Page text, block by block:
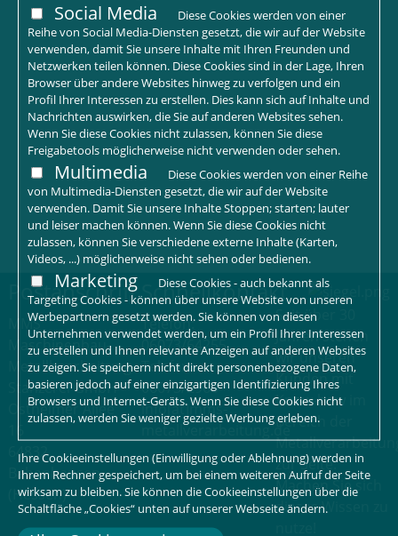
Postanschrift
MMS
Maschinenbau-
Metallbearbeitung-
Stanzerei GmbH
Ostheimer Allee
64832
Babenhausen
(Hessen)
Schnellkontakt
Telefon:
06073/64255
Telefax:
06073/2960
info[at]mms-
metallverarbeitung.de
Seit über 30
Jahren stehen
wir unseren
Kunden mit
Know-how im
Bereich der
zur Seite.
Machen Sie sich
dieses Wissen zu
Social Media
Diese Cookies werden von einer
Reihe von Social Media-Diensten gesetzt, die wir auf der Website
verwenden, damit Sie unsere Inhalte mit Ihren Freunden und
Netzwerken teilen können. Diese Cookies sind in der Lage, Ihren
Browser über andere Websites hinweg zu verfolgen und ein
Profil Ihrer Interessen zu erstellen. Dies kann sich auf Inhalte und
Nachrichten auswirken, die Sie auf anderen Websites sehen.
Wenn Sie diese Cookies nicht zulassen, können Sie diese
Freigabetools möglicherweise nicht verwenden oder sehen.
Multimedia
Diese Cookies werden von einer Reihe
von Multimedia-Diensten gesetzt, die wir auf der Website
verwenden. Damit Sie unsere Inhalte Stoppen; starten; lauter
und leiser machen können. Wenn Sie diese Cookies nicht
zulassen, können Sie verschiedene externe Inhalte (Karten,
Videos, ...) möglicherweise nicht sehen oder bedienen.
Marketing
Diese Cookies - auch bekannt als
Targeting Cookies - können über unsere Website von unseren
Werbepartnern gesetzt werden. Sie können von diesen
Unternehmen verwendet werden, um ein Profil Ihrer Interessen
zu erstellen und Ihnen relevante Anzeigen auf anderen Websites
zu zeigen. Sie speichern nicht direkt personenbezogene Daten,
basieren jedoch auf einer einzigartigen Identifizierung Ihres
Browsers und Internet-Geräts. Wenn Sie diese Cookies nicht
zulassen, werden Sie weniger gezielte Werbung erleben.
Ihre Cookieeinstellungen (Einwilligung oder Ablehnung) werden in
Ihrem Rechner gespeichert, um bei einem weiteren Aufruf der Seite
wirksam zu bleiben. Sie können die Cookieeinstellungen über die
Schaltfläche „Cookies“ unten auf unserer Webseite ändern.